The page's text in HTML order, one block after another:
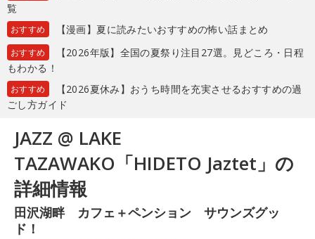
覧
おすすめ 【漫画】夏に読みたいおすすめの怖い話まとめ
おすすめ
【2026年版】全国の夏祭り注目27選。見どころ・日程
もわかる！
おすすめ
【2026夏休み】おうち時間を充実させるおすすめの過
ごし方ガイド
JAZZ @ LAKE
TAZAWAKO「HIDETO Jaztet」の
詳細情報
田沢湖畔 カフェ＋ペンション サウンズグッ
ド！